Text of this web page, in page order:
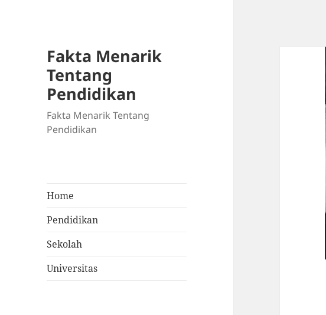
Fakta Menarik
Tentang
Pendidikan
Fakta Menarik Tentang
Pendidikan
Home
Pendidikan
Sekolah
Universitas